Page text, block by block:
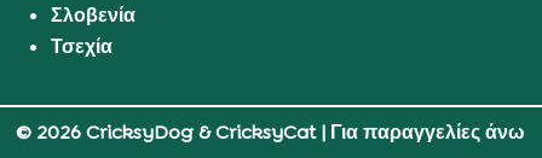
Σλοβενία
Τσεχία
© 2026 CricksyDog & CricksyCat| Για παραγγελίες άνω